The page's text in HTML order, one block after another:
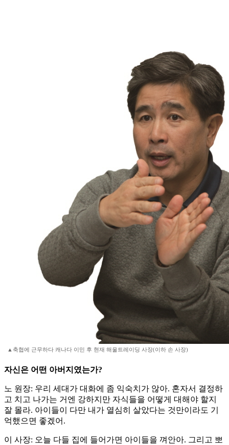
▲축협에 근무하다 캐나다 이민 후 현재 해울트레이딩 사장(이하 손 사장)
자신은 어떤 아버지였는가?
노 원장: 우리 세대가 대화에 좀 익숙치가 않아. 혼자서 결정하
고 치고 나가는 거엔 강하지만 자식들을 어떻게 대해야 할지
잘 몰라. 아이들이 다만 내가 열심히 살았다는 것만이라도 기
억했으면 좋겠어.
이 사장: 오늘 다들 집에 들어가면 아이들을 껴안아. 그리고 뽀